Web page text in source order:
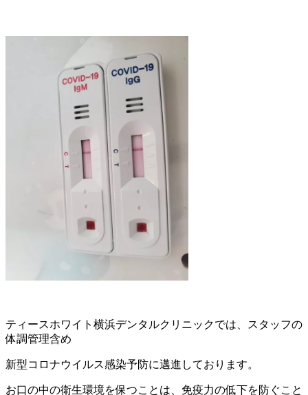
ティースホワイト横浜デンタルクリニックでは、スタッフの
体調管理含め
新型コロナウイルス感染予防に邁進しております。
お口の中の衛生環境を保つことは、免疫力の低下を防ぐこと